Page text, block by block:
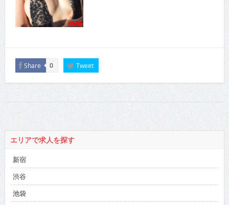
Share 0 Tweet
エリアで求人を探す
新宿
渋谷
池袋